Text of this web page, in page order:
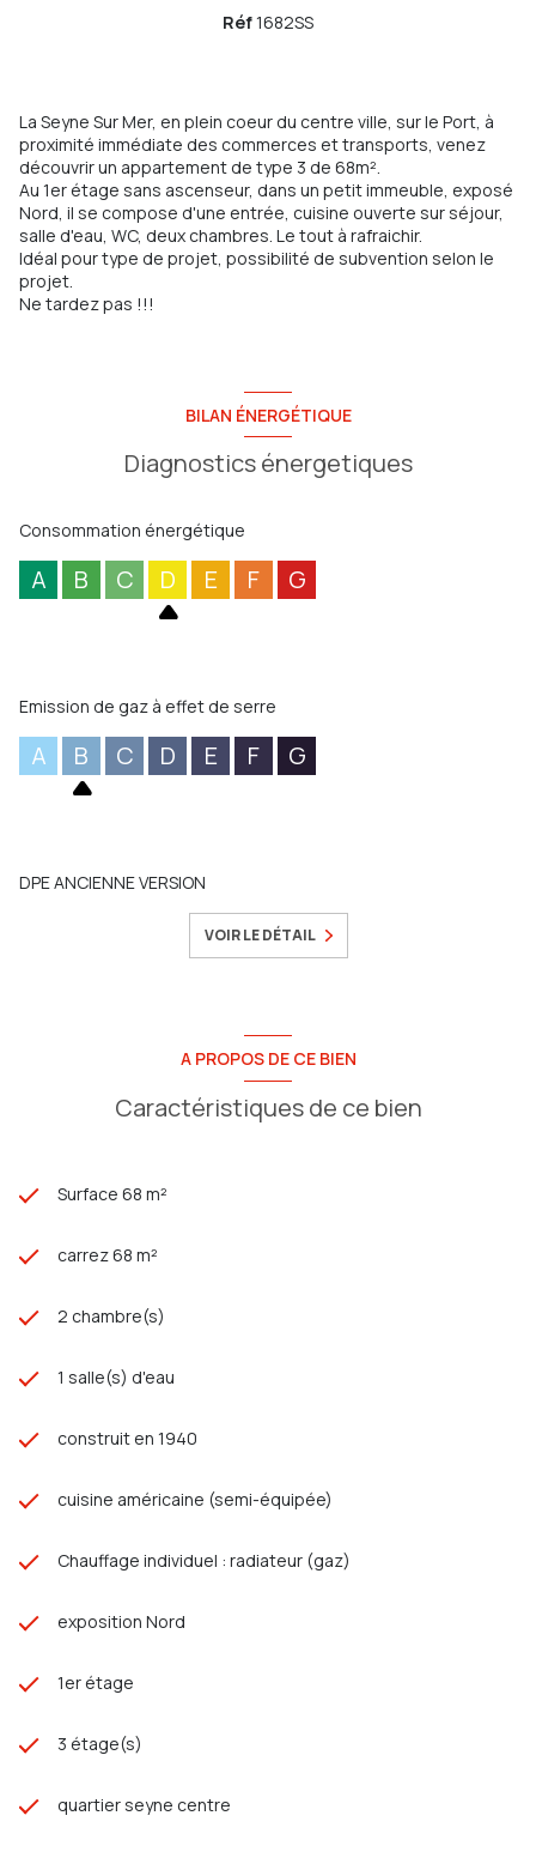
Réf1682SS
La Seyne Sur Mer, en plein coeur du centre ville, sur le Port, à
proximité immédiate des commerces et transports, venez
découvrir un appartement de type 3 de 68m².
Au 1er étage sans ascenseur, dans un petit immeuble, exposé
Nord, il se compose d'une entrée, cuisine ouverte sur séjour,
salle d'eau, WC, deux chambres. Le tout à rafraichir.
Idéal pour type de projet, possibilité de subvention selon le
projet.
Ne tardez pas !!!
BILAN ÉNERGÉTIQUE
Diagnostics énergetiques
Consommation énergétique
A B C D E F G
Emission de gaz à effet de serre
A B C D E F G
DPE ANCIENNE VERSION
VOIR LE DÉTAIL
A PROPOS DE CE BIEN
Caractéristiques de ce bien
Surface 68 m²
carrez 68 m²
2 chambre(s)
1 salle(s) d'eau
construit en 1940
cuisine américaine (semi-équipée)
Chauffage individuel : radiateur (gaz)
exposition Nord
1er étage
3 étage(s)
quartier seyne centre